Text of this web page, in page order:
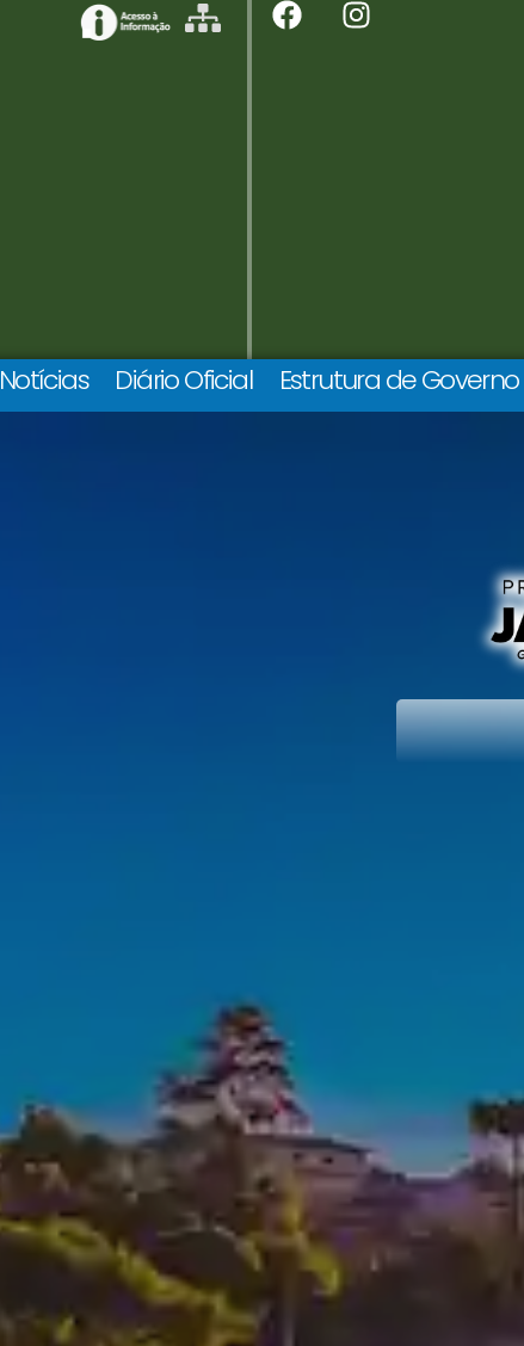
Notícias Diário Oficial Estrutura de Governo